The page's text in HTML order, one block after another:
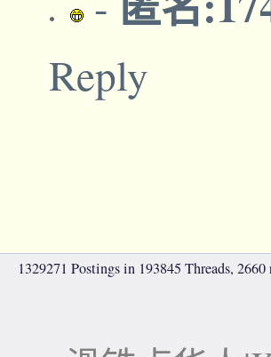
Reply
1329271 Postings in 193845 Threads,